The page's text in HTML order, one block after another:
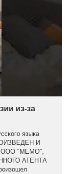
из-за
языка
И
ООО "МЕМО",
АГЕНТА